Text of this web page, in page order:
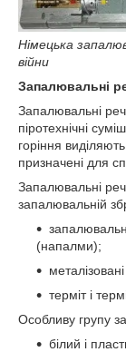
Німецька
війни
Запалювальні
Запалювальні
піротехнічні
горіння
призначені для
Запалювальні
запалювальній
(напалми);
терміт і
Особливу групу
білий і